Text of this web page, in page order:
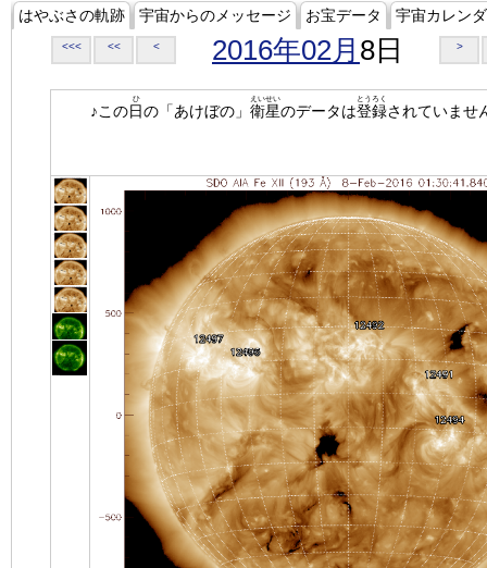
はやぶさの軌跡 宇宙からのメッセージ お宝データ 宇宙カレン
<<< << < 2016年02月 8日 >
♪この日
ひ
の「あけぼの」 衛星
えいせい
のデータは登録
とうろく
されていませ